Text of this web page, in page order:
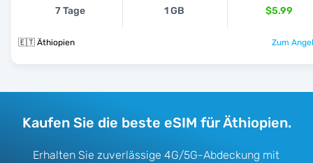
7 Tage 1 GB $5.99
🇪🇹 Äthiopien Zum
Kaufen Sie die beste eSIM für Äthiopien.
Erhalten Sie zuverlässige 4G/5G-Abdeckung mit